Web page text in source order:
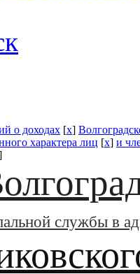
о доходах [x]
характера лиц [x] и
службы в